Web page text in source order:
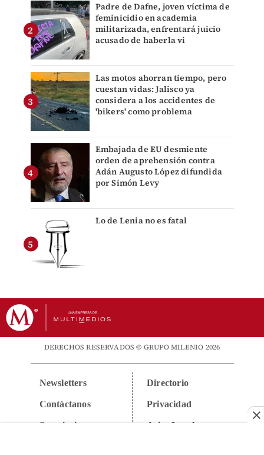
Padre de Dafne, joven víctima de
feminicidio en academia
militarizada, enfrentará juicio
acusado de haberla vi
Las motos ahorran tiempo, pero
cuestan vidas: Jalisco ya
considera a los accidentes de
'bikers' como problema
Embajada de EU desmiente
orden de aprehensión contra
Adán Augusto López difundida
por Simón Levy
Lo de Lenia no es fatal
DERECHOS RESERVADOS © GRUPO MILENIO 2026